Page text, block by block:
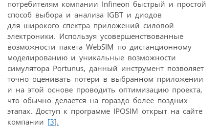
потребителям компании Infineon быстрый и простой
способ выбора и анализа IGBT и диодов
для широкого спектра приложений силовой
электроники. Используя усовершенствованные
возможности пакета WebSIM по дистанционному
моделированию и уникальные возможности
симулятора Portunus, данный инструмент позволяет
точно оценивать потери в выбранном приложении
и на этой основе проводить оптимизацию проекта,
что обычно делается на гораздо более поздних
этапах. Доступ к программе IPOSIM открыт на сайте
компании [3].